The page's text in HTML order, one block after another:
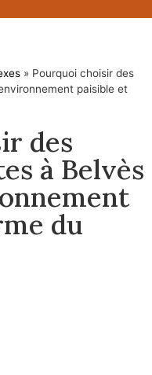
» Pourquoi choisir des
paisible et
des
à Belvès
du